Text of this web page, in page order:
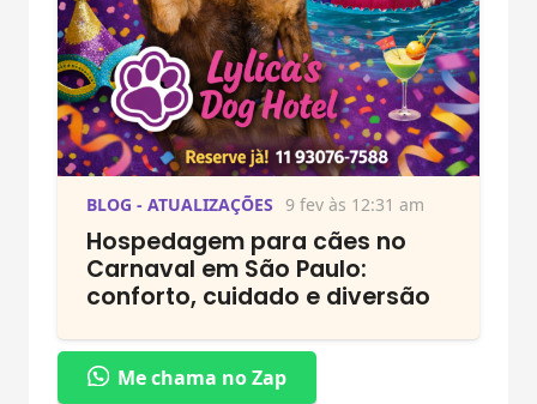
BLOG - ATUALIZAÇÕES 9 fev às 12:31 am
Hospedagem para cães no
Carnaval em São Paulo:
conforto, cuidado e diversão
Me chama no Zap